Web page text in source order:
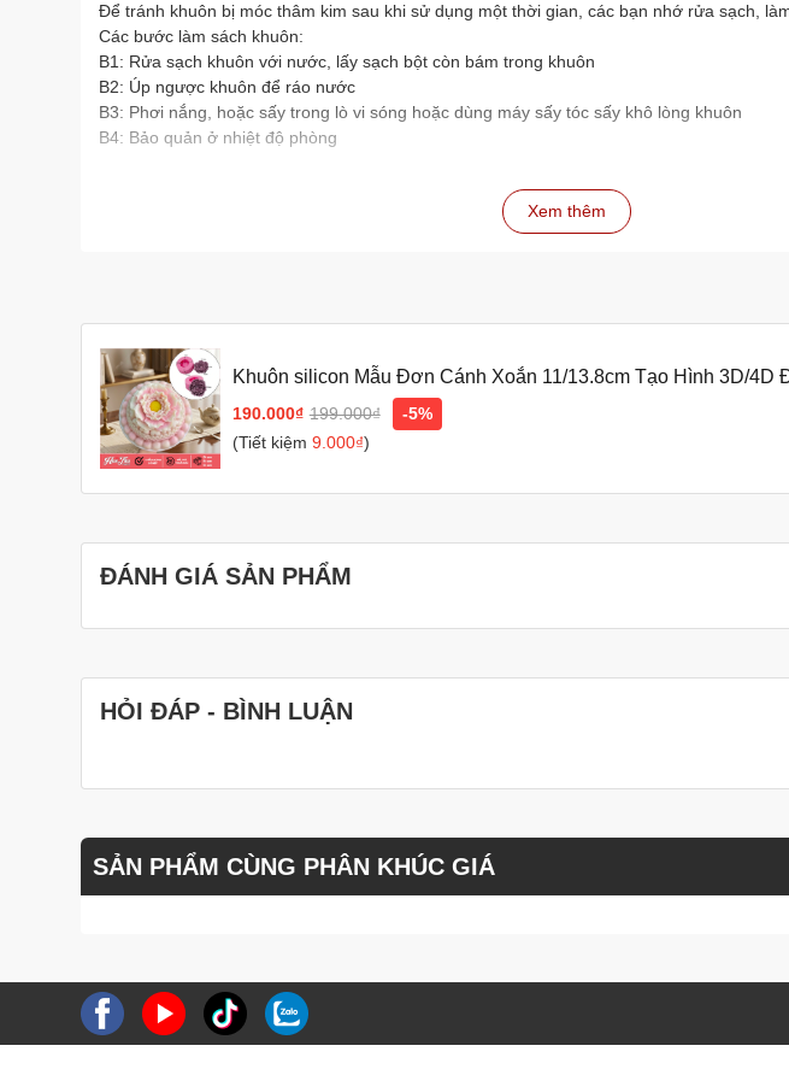
Để tránh khuôn bị móc thâm kim sau khi sử dụng một thời gian, các bạn nhớ rửa sạch,
Các bước làm sách khuôn:
B1: Rửa sạch khuôn với nước, lấy sạch bột còn bám trong khuôn
B2: Úp ngược khuôn để ráo nước
B3: Phơi nắng, hoặc sấy trong lò vi sóng hoặc dùng máy sấy tóc sấy khô lòng khuôn
B4: Bảo quản ở nhiệt độ phòng
Xem thêm
Khuôn silicon Mẫu Đơn Cánh Xoắn 11/13.8cm Tạo Hình 3D/4D
Dụng
190.000₫ 199.000₫
-5%
(Tiết kiệm 9.000₫)
ĐÁNH GIÁ SẢN PHẨM
HỎI ĐÁP - BÌNH LUẬN
SẢN PHẨM CÙNG PHÂN KHÚC GIÁ